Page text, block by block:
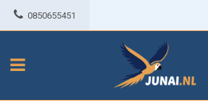
0850655451